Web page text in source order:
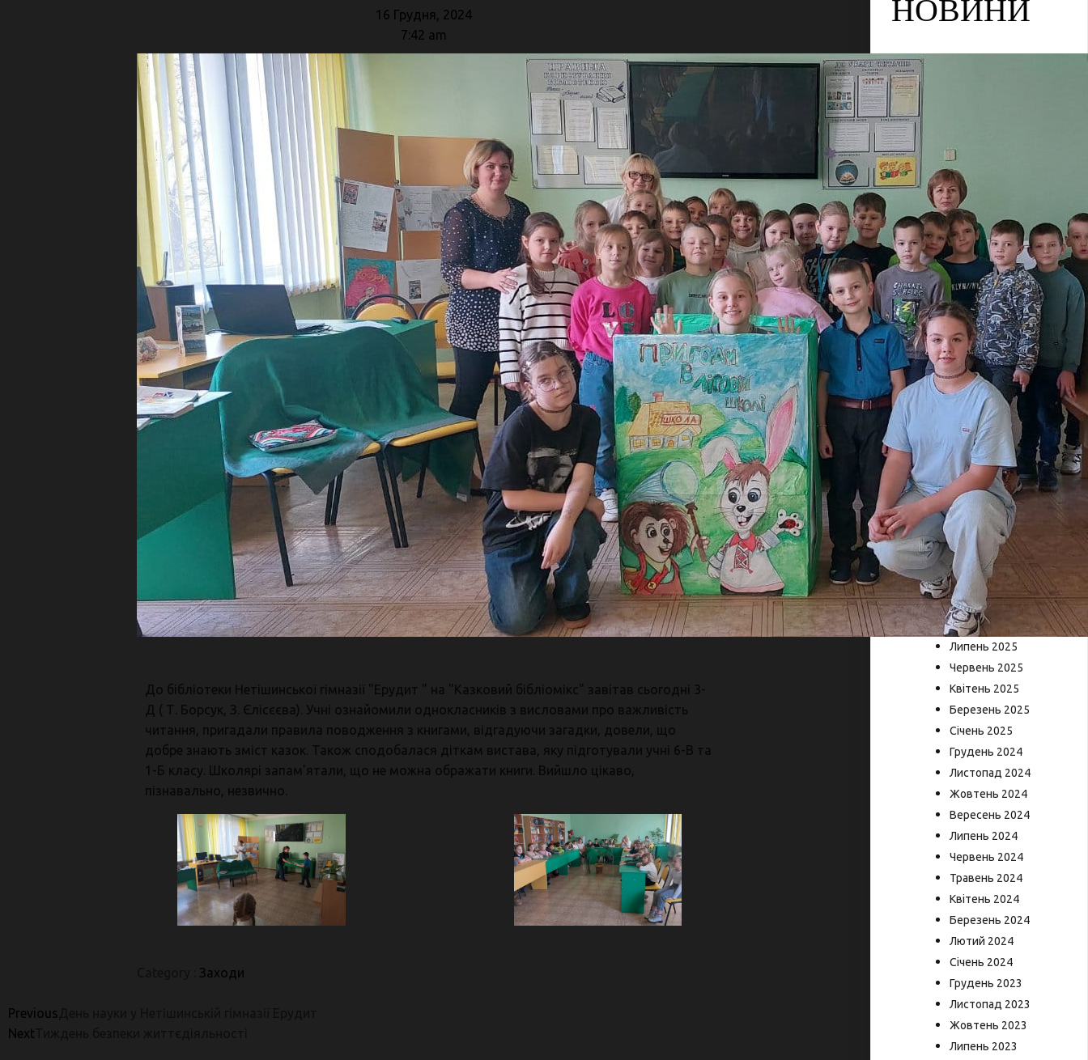
16 Грудня, 2024
7:42 am
До бібліотеки Нетішинської гімназії "Ерудит " на "Казковий бібліомікс" завітав сьогодні 3-
Д ( Т. Борсук, З. Єлісєєва). Учні ознайомили однокласників з висловами про важливість
читання, пригадали правила поводження з книгами, відгадуючи загадки, довели, що
добре знають зміст казок. Також сподобалася діткам вистава, яку підготували учні 6-В та
1-Б класу. Школярі запам'ятали, що не можна ображати книги. Вийшло цікаво,
пізнавально, незвично.
Заходи
Previous
Next
НОВИНИ
28 травня квест
«Прощавай,
четвертий клас. Місія
виконана»
27 травня Акція
“Тепло в кожну
мисочку”
АРХІВ
НОВИН
Серпень 2026
Липень 2026
Червень 2026
Лютий 2026
Грудень 2025
Листопад 2025
Жовтень 2025
Серпень 2025
Липень 2025
Червень 2025
Квітень 2025
Березень 2025
Січень 2025
Грудень 2024
Листопад 2024
Жовтень 2024
Вересень 2024
Липень 2024
Червень 2024
Травень 2024
Квітень 2024
Березень 2024
Лютий 2024
Січень 2024
Грудень 2023
Листопад 2023
Жовтень 2023
Липень 2023